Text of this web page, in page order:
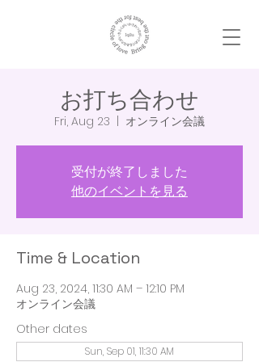
お打ち合わせ
Fri, Aug 23 オンライン会議
受付が終了しました
他のイベントを見る
Time & Location
Aug 23, 2024, 11:30 AM – 12:10 PM
オンライン会議
Other dates
Sun, Sep 01, 11:30 AM